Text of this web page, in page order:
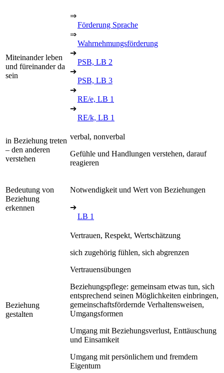
Miteinander leben
und füreinander da
sein
⇒
Förderung Sprache
⇒
Wahrnehmungsförderung
➔
PSB, LB 2
➔
PSB, LB 3
➔
RE/e, LB 1
➔
RE/k, LB 1
in Beziehung treten
– den anderen
verstehen
verbal, nonverbal
Gefühle und Handlungen verstehen, darauf
reagieren
Bedeutung von
Beziehung
erkennen
Notwendigkeit und Wert von Beziehungen
➔
LB 1
Beziehung
gestalten
Vertrauen, Respekt, Wertschätzung
sich zugehörig fühlen, sich abgrenzen
Vertrauensübungen
Beziehungspflege: gemeinsam etwas tun, sich
entsprechend seinen Möglichkeiten einbringen,
gemeinschaftsfördernde Verhaltensweisen,
Umgangsformen
Umgang mit Beziehungsverlust, Enttäuschung
und Einsamkeit
Umgang mit persönlichem und fremdem
Eigentum